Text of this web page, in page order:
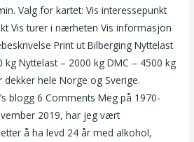
Valg for kartet: Vis interessepunkt
Vis turer i nærheten Vis informasjon
Print ut Bilberging Nyttelast
kg Nyttelast – 2000 kg DMC – 4500 kg
hele Norge og Sverige.
blogg 6 Comments Meg på 1970-
2019, har jeg vært
å ha levd 24 år med alkohol,